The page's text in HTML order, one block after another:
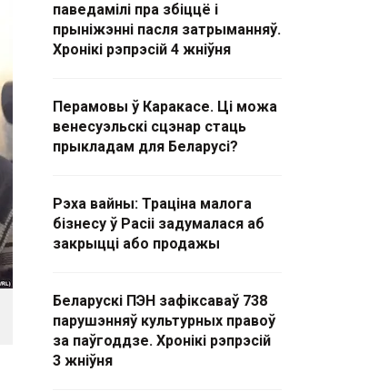
паведамілі пра збіццё і
прыніжэнні пасля затрыманняў.
Хронікі рэпрэсій 4 жніўня
Перамовы ў Каракасе. Ці можа
венесуэльскі сцэнар стаць
прыкладам для Беларусі?
Рэха вайны: Траціна малога
бізнесу ў Расіі задумалася аб
закрыцці або продажы
Беларускі ПЭН зафіксаваў 738
парушэнняў культурных правоў
за паўгоддзе. Хронікі рэпрэсій
3 жніўня